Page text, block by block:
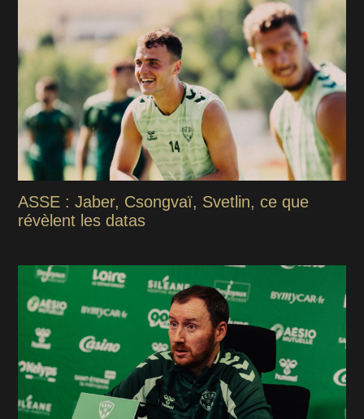
ASSE : Jaber, Csongvaï, Svetlin, ce que
révèlent les datas